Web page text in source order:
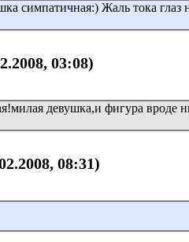
симпатичная:) Жаль тока глаз
03:08)
девушка,и фигура вроде
08:31)